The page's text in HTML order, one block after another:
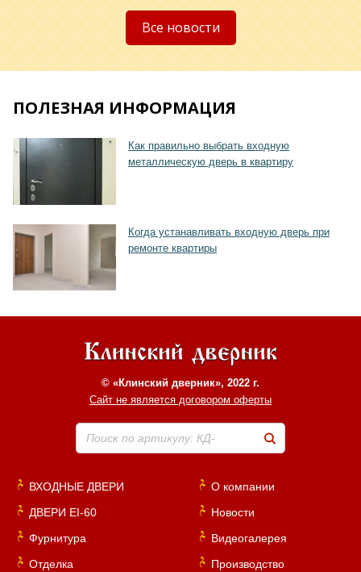
Хочу такую
Все новости
ПОЛЕЗНАЯ ИНФОРМАЦИЯ
Как правильно выбрать входную
металлическую дверь в квартиру
Когда устанавливать входную дверь при
ремонте квартиры
© «Клинский дверник», 2022 г.
Сайт не является договором оферты
Поиск по артикулу: КД-
ВХОДНЫЕ ДВЕРИ
ДВЕРИ EI-60
Фурнитура
Отделка
О компании
Новости
Видеогалерея
Производство